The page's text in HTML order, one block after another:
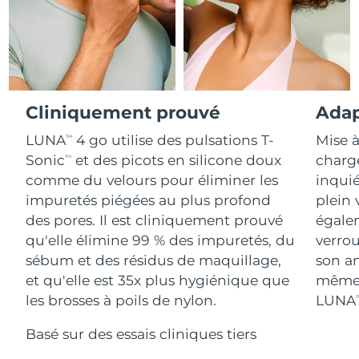
Cliniquement prouvé
LUNATM
4 go utilise des pulsations T-
SonicTM
et des picots en silicone doux
comme du velours pour éliminer les
impuretés piégées au plus profond
des pores. Il est cliniquement prouvé
qu'elle élimine 99 % des impuretés, du
sébum et des résidus de maquillage,
et qu'elle est 35x plus hygiénique que
les brosses à poils de nylon.
Basé sur des essais cliniques tiers
Mise
plein
son
LUNA
For healthy hair
18% PAP
Cosmétiques Hommes
Acheter tout
FOREO APP
À PROPROS
Livraison estimée 8/15/26
Italie Livraison estimée 8/11/26
Japon Livraison estimée8/14/26
Jersey Livraison estimée 8/16/26
Kazakhstan
Koweït Livraison estimée 8/11/26
Lettonie Livraison estimée 8/11/26
Liban Livraison estimée 8/12/26